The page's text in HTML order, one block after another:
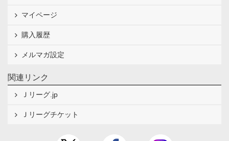
マイページ
購入履歴
メルマガ設定
関連リンク
Ｊリーグ.jp
Ｊリーグチケット